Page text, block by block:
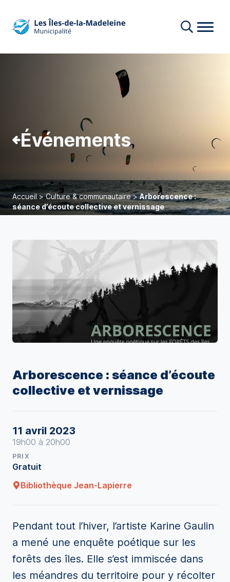
Événements
Accueil>Culture & communautaire>Arborescence :
séance d’écoute collective et vernissage
Arborescence : séance d’écoute
collective et vernissage
11 avril 2023
19h00 à 20h00
PRIX
Gratuit
Bibliothèque Jean-Lapierre
Pendant tout l’hiver, l’artiste Karine Gaulin
a mené une enquête poétique sur les
forêts des îles. Elle s’est immiscée dans
les méandres du territoire pour y récolter